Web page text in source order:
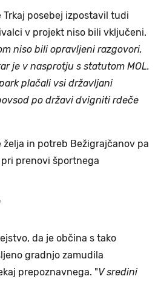
posebej izpostavil tudi
v projekt niso bili vključeni.
niso bili opravljeni razgovori,
je v nasprotju s statutom MOL.
plačali vsi državljani
po državi dvigniti rdeče
in potreb Bežigrajčanov pa
prenovi športnega
da je občina s tako
gradnjo zamudila
prepoznavnega. "V sredini